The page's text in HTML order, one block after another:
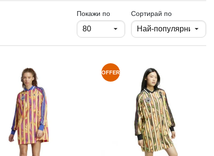
Покажи попродукти на страница
Сортирай по
OFFER